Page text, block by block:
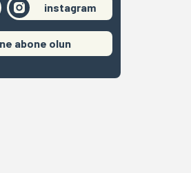
instagram
abone olun